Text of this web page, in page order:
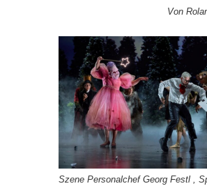
Von
Szene Personalchef Georg Festl ,